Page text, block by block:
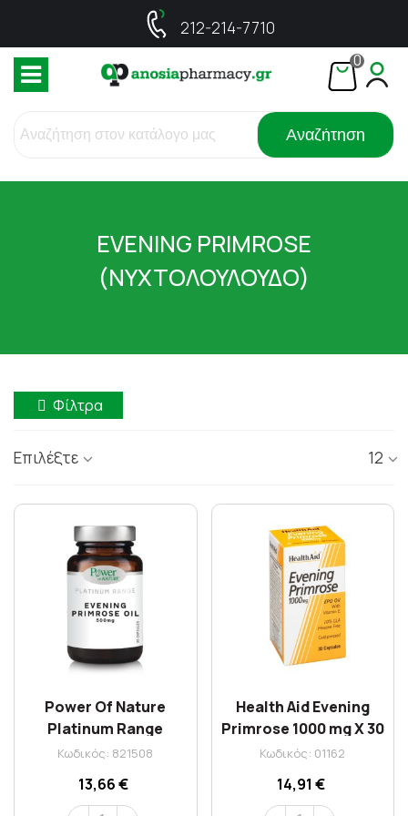
212-214-7710
0
Αναζήτηση
EVENING PRIMROSE
(ΝΥΧΤΟΛΟΥΛΟΥΔΟ)
Φίλτρα
Επιλέξτε 12
Power Of Nature
Platinum Range
Evening Primrose Oil
Κωδικός: 821508
13,66 €
Health Aid Evening
Primrose 1000 mg X 30
Caps
Κωδικός: 01162
14,91 €